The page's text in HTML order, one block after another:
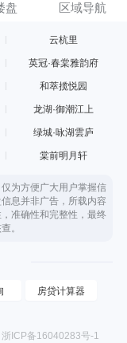
盘 区域导航
云杭里
英冠·春棠雅韵府
和萃揽悦园
龙湖·御潮江上
绿城·咏湖雲庐
棠前明月轩
为方便广大用户掌握信
息并非广告，所载内容
准确性和完整性，最终
。
房贷计算器
ICP备16040283号-1